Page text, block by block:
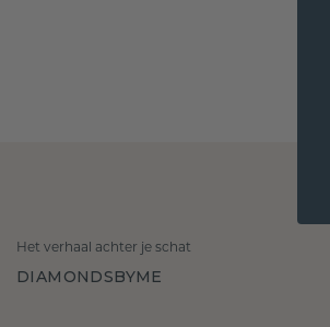
Het verhaal achter je schat
DIAMONDSBYME